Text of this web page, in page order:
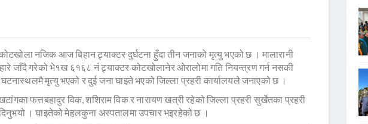
नजिक आज बिहान ट्र्याक्टर दुर्घटना हुँदा तीन जनाको मृत्यु भएको छ । मालारानी
जाँदै गरेको भे१ख ६१६८ नं ट्र्याक्टर कोटखोलानेर ओरालोमा गति नियन्त्रण गर्न नसकी
मृत्यु भएको र दुई जना घाइते भएको जिल्ला प्रहरी कार्यालयले जनाएको छ ।
फत्तबहादुर विक, शशिराम विक र नारायण खत्री रहेको जिल्ला प्रहरी सुर्खेतका प्रहरी
। घाइतेको मेहलकुना अस्पतालमा उपचार भइरहेको छ ।